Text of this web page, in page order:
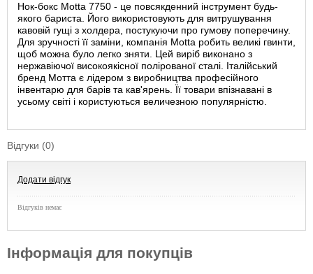
Нок-бокс Motta 7750 - це повсякденний інструмент будь-
якого бариста. Його використовують для витрушування
кавовій гущі з холдера, постукуючи про гумову поперечину.
Для зручності її заміни, компанія Motta робить великі гвинти,
щоб можна було легко зняти. Цей виріб виконано з
нержавіючої високоякісної полірованої сталі. Італійський
бренд Мотта є лідером з виробництва професійного
інвентарю для барів та кав'ярень. Її товари впізнавані в
усьому світі і користуються величезною популярністю.
Відгуки (0)
Додати відгук
Відгуків немає
Інформація для покупців